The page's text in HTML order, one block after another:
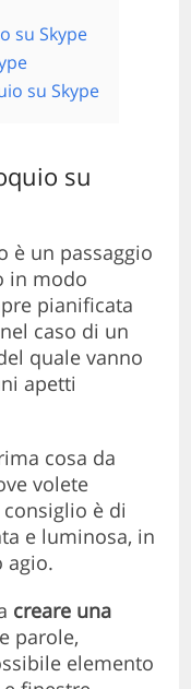
su Skype
su Skype
su
è un passaggio
in modo
pianificata
caso di un
quale vanno
apetti
cosa da
volete
è di
e luminosa, in
agio.
creare una
parole,
elemento